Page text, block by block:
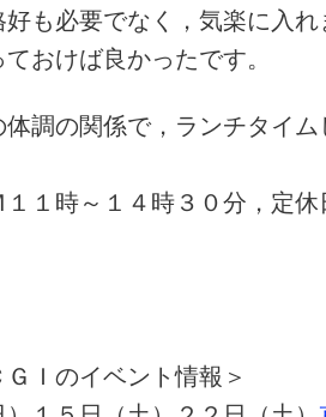
も必要でなく，気楽に入
おけば良かったです。
調の関係で，ランチタイ
１時～１４時３０分，定
Ｉのイベント情報＞